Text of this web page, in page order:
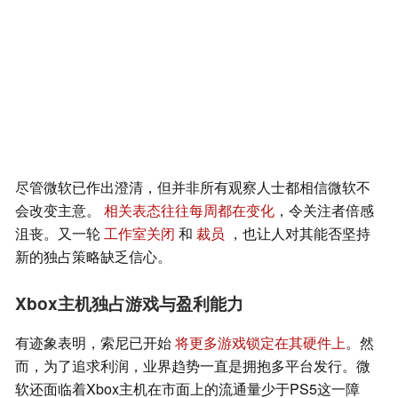
尽管微软已作出澄清，但并非所有观察人士都相信微软不
会改变主意。 相关表态往往每周都在变化 ，令关注者倍感
沮丧。又一轮工作室关闭 和 裁员 ，也让人对其能否坚持
新的独占策略缺乏信心。
Xbox主机独占游戏与盈利能力
有迹象表明，索尼已开始将更多游戏锁定在其硬件上。然
而，为了追求利润，业界趋势一直是拥抱多平台发行。微
软还面临着Xbox主机在市面上的流通量少于PS5这一障